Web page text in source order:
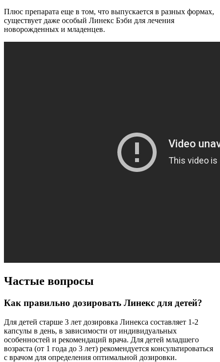
Плюс препарата еще в том, что выпускается в разных формах,
существует даже особый Линекс Бэби для лечения
новорожденных и младенцев.
Частые вопросы
Как правильно дозировать Линекс для детей?
Для детей старше 3 лет дозировка Линекса составляет 1-2
капсулы в день, в зависимости от индивидуальных
особенностей и рекомендаций врача. Для детей младшего
возраста (от 1 года до 3 лет) рекомендуется консультироваться
с врачом для определения оптимальной дозировки.